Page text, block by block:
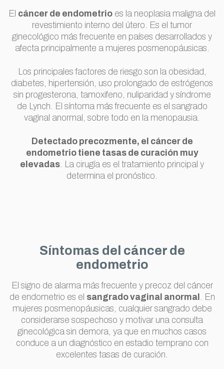
El cáncer de endometrio es la neoplasia maligna del
revestimiento interno del útero. Es el tumor
ginecológico más frecuente en países desarrollados y
afecta principalmente a mujeres posmenopáusicas.
Los principales factores de riesgo son la obesidad,
diabetes, hipertensión, uso prolongado de estrógenos
sin progesterona, tamoxifeno, nuliparidad y síndrome
de Lynch. El síntoma más frecuente es el sangrado
vaginal anormal, sobre todo en la menopausia.
Detectado precozmente, el cáncer de
endometrio tiene tasas de curación muy
elevadas. La cirugía es el tratamiento principal y
determina el pronóstico.
Síntomas del cáncer de
endometrio
El signo de alarma más frecuente y precoz del cáncer
de endometrio es el sangrado vaginal anormal . En
mujeres posmenopáusicas, cualquier sangrado debe
considerarse sospechoso y motivar una consulta
ginecológica sin demora, ya que en muchos casos
conduce a un diagnóstico en estadio temprano con
excelentes tasas de curación.